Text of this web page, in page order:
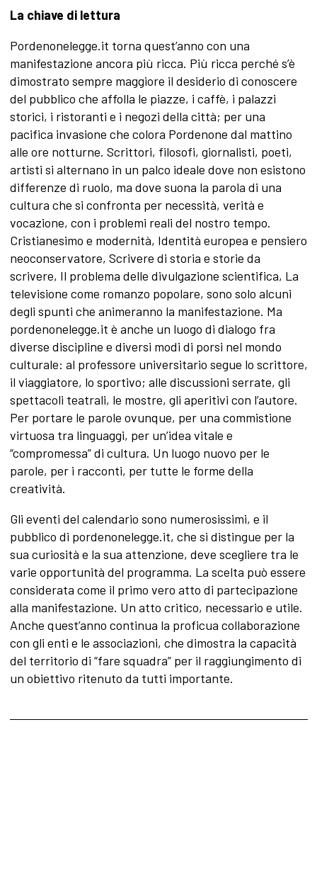
La chiave di lettura
Pordenonelegge.it torna quest’anno con una
manifestazione ancora più ricca. Più ricca perché s’è
dimostrato sempre maggiore il desiderio di conoscere
del pubblico che affolla le piazze, i caffè, i palazzi
storici, i ristoranti e i negozi della città; per una
pacifica invasione che colora Pordenone dal mattino
alle ore notturne. Scrittori, filosofi, giornalisti, poeti,
artisti si alternano in un palco ideale dove non esistono
differenze di ruolo, ma dove suona la parola di una
cultura che si confronta per necessità, verità e
vocazione, con i problemi reali del nostro tempo.
Cristianesimo e modernità, Identità europea e pensiero
neoconservatore, Scrivere di storia e storie da
scrivere, Il problema delle divulgazione scientifica, La
televisione come romanzo popolare, sono solo alcuni
degli spunti che animeranno la manifestazione. Ma
pordenonelegge.it è anche un luogo di dialogo fra
diverse discipline e diversi modi di porsi nel mondo
culturale: al professore universitario segue lo scrittore,
il viaggiatore, lo sportivo; alle discussioni serrate, gli
spettacoli teatrali, le mostre, gli aperitivi con l’autore.
Per portare le parole ovunque, per una commistione
virtuosa tra linguaggi, per un’idea vitale e
“compromessa” di cultura. Un luogo nuovo per le
parole, per i racconti, per tutte le forme della
creatività.
Gli eventi del calendario sono numerosissimi, e il
pubblico di pordenonelegge.it, che si distingue per la
sua curiosità e la sua attenzione, deve scegliere tra le
varie opportunità del programma. La scelta può essere
considerata come il primo vero atto di partecipazione
alla manifestazione. Un atto critico, necessario e utile.
Anche quest’anno continua la proficua collaborazione
con gli enti e le associazioni, che dimostra la capacità
del territorio di “fare squadra” per il raggiungimento di
un obiettivo ritenuto da tutti importante.